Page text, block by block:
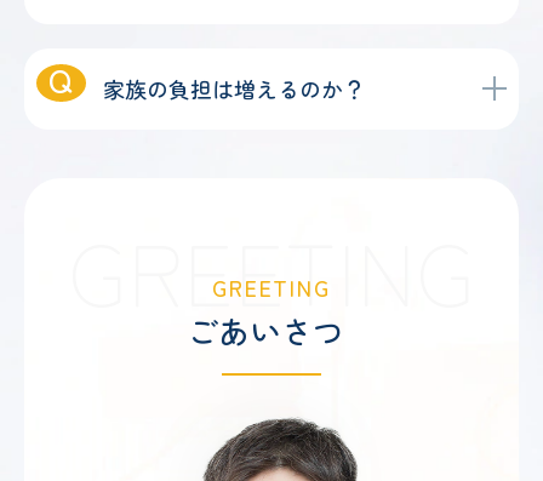
家族の負担は増えるのか？
GREETING
GREETING
ごあいさつ